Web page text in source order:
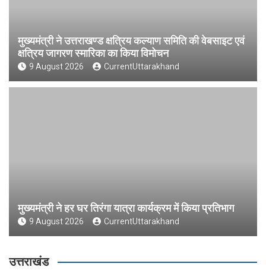
मुख्यमंत्री ने उत्तराखण्ड क्षत्रिय कल्याण समिति की वेबसाइट एवं
क्षत्रिय जागरण स्मारिका का किया विमोचन
9 August 2026 CurrentUttarakhand
मुख्यमंत्री ने हर घर तिरंगा यात्रा कार्यक्रम में किया प्रतिभाग
9 August 2026 CurrentUttarakhand
उत्तराखंड